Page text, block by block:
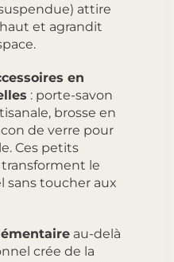
attire
et agrandit
en
: porte-savon
brosse en
de verre pour
Ces petits
le
sans toucher aux
au-delà
crée de la